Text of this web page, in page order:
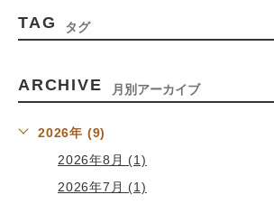
TAG タグ
ARCHIVE 月別アーカイブ
2026年 (9)
2026年8月 (1)
2026年7月 (1)